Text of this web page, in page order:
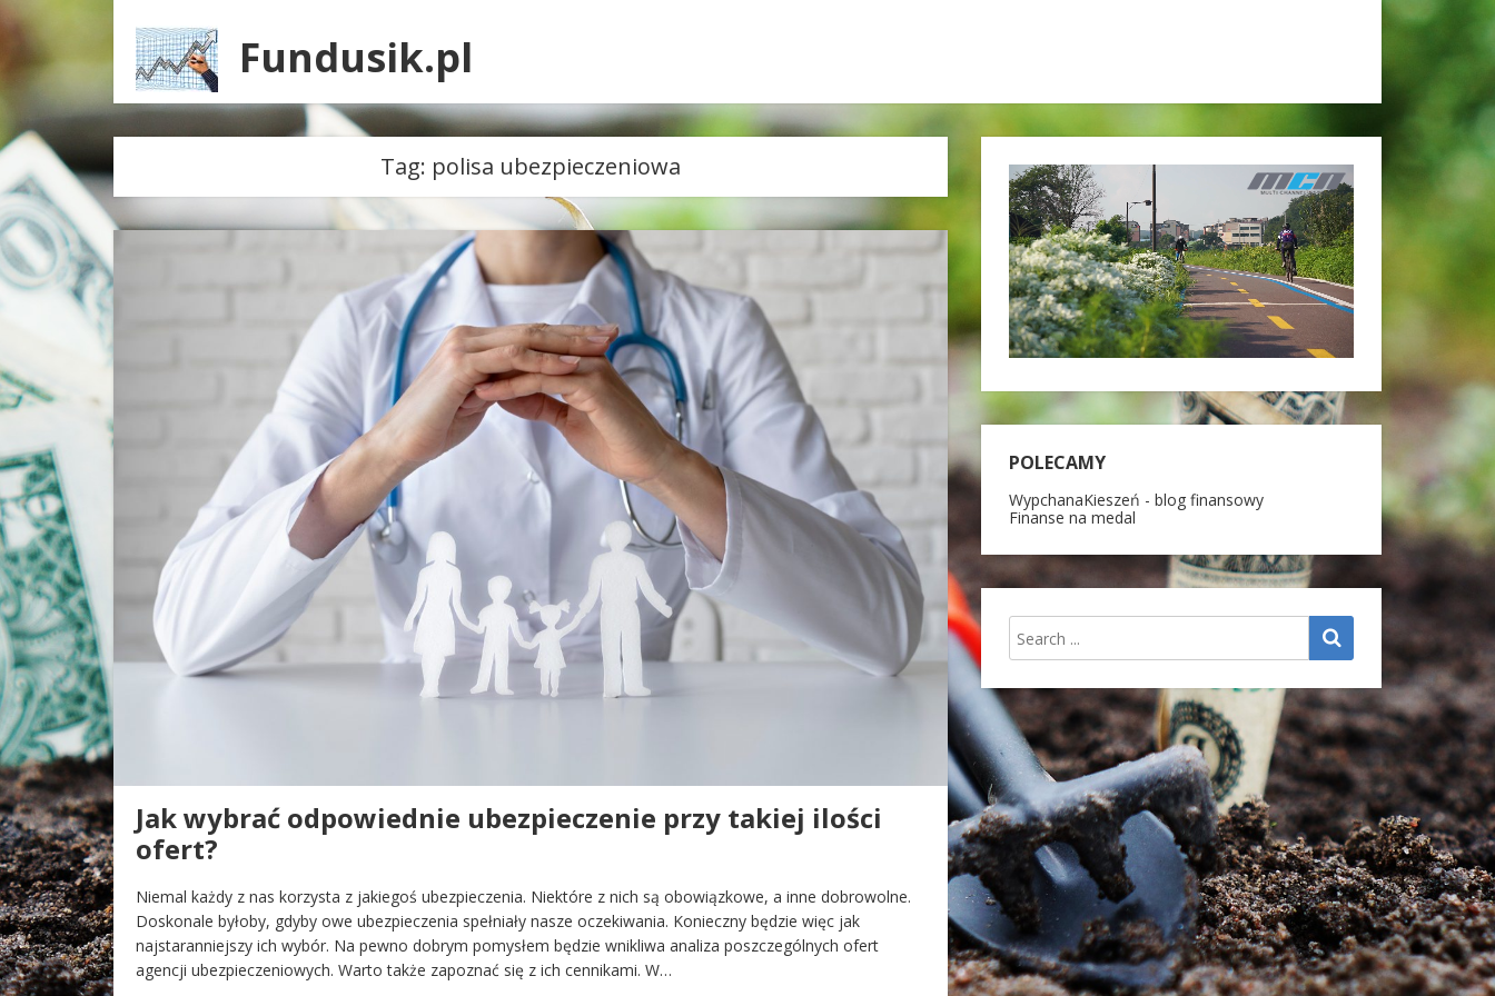
Fundusik.pl
Tag: polisa ubezpieczeniowa
Jak wybrać odpowiednie ubezpieczenie przy takiej ilości
ofert?
Niemal każdy z nas korzysta z jakiegoś ubezpieczenia. Niektóre z nich są obowiązkowe, a inne dobrowolne.
Doskonale byłoby, gdyby owe ubezpieczenia spełniały nasze oczekiwania. Konieczny będzie więc jak
najstaranniejszy ich wybór. Na pewno dobrym pomysłem będzie wnikliwa analiza poszczególnych ofert
agencji ubezpieczeniowych. Warto także zapoznać się z ich cennikami. W…
POLECAMY
WypchanaKieszeń - blog finansowy
Finanse na medal